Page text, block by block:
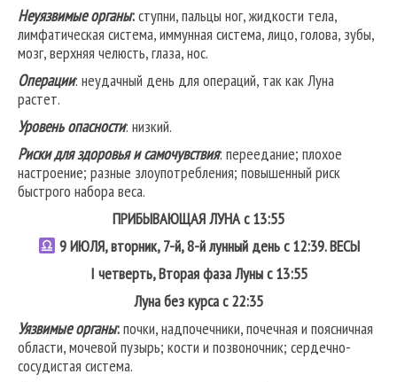
Неуязвимые органы:ступни, пальцы ног, жидкости тела,
лимфатическая система, иммунная система, лицо, голова, зубы,
мозг, верхняя челюсть, глаза, нос.
Операции: неудачный день для операций, так как Луна
растет.
Уровень опасности: низкий.
Риски для здоровья и самочувствия: переедание; плохое
настроение; разные злоупотребления; повышенный риск
быстрого набора веса.
ПРИБЫВАЮЩАЯ ЛУНА с 13:55
9ИЮЛЯ, вторник, 7-й, 8-й лунный день с 12:39.ВЕСЫ
I четверть, Вторая фаза Луны с 13:55
Луна без курса с 22:35
Уязвимые органы:почки, надпочечники, почечная и поясничная
области, мочевой пузырь; кости и позвоночник; сердечно-
сосудистая система.